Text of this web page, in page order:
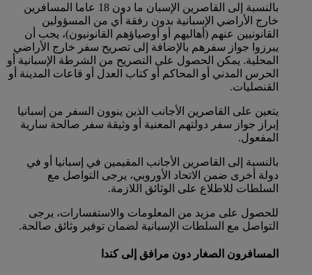
بالنسبة إلى القاصرين الإسبان ما دون 18 عاما المسافرين
خارج الأراضي الإسبانية بدون رفقة أي من المسؤولين
القانونيين عنهم (أهاليهم أو أوصياؤهم القانونيون)، يجب أن
يبرزوا جواز سفرهم بالإضافة إلى تصريح سفر خارج الأراضي
المحلية. يمكن الحصول على التصريح من الشرطة الإسبانية أو
الحرس المدني أو المحاكم أو كتاب العدل أو قاعات المدينة أو
القنصليات.
يتعين على القاصرين الأجانب الذين ينوون السفر من إسبانيا
إبراز جواز سفر دولتهم المعنية أو وثيقة سفر صالحة سارية
المفعول.
بالنسبة إلى القاصرين الأجانب المقيمين في إسبانيا أو في
دولة أخرى ضمن الاتحاد الأوروبي، يرجى التواصل مع
السلطات للاطلاع على الوثائق اللازمة.
للحصول على مزيد من المعلومات والاستفسارات، يرجى
التواصل مع السلطات الإسبانية لضمان توفير وثائق صالحة.
المسافرون الصغار دون مرافق إلى كندا